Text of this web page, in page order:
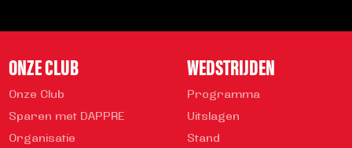
ONZE CLUB
Onze Club
Sparen met DAPPRE
Organisatie
WEDSTRIJDEN
Programma
Uitslagen
Stand